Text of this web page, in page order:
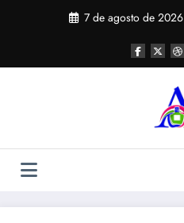
7 de agosto de 2026